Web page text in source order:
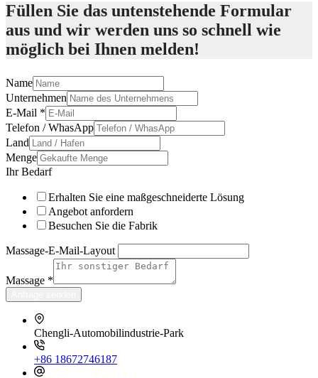
Füllen Sie das untenstehende Formular
aus und wir werden uns so schnell wie
möglich bei Ihnen melden!
Name
Unternehmen
E-Mail *
Telefon / WhasApp
Land
Menge
Ihr Bedarf
Erhalten Sie eine maßgeschneiderte Lösung
Angebot anfordern
Besuchen Sie die Fabrik
Massage-E-Mail-Layout
Massage *
Chengli-Automobilindustrie-Park
+86 18672746187